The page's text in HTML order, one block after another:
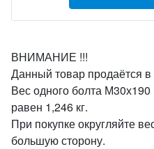
ВНИМАНИЕ !!!
Данный товар продаётся
Вес одного болта
равен 1,246 кг.
При покупке округляйте
большую сторону.